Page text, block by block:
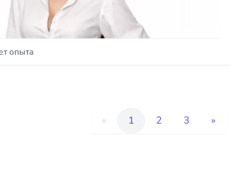
опыта
« 1 2 3 »